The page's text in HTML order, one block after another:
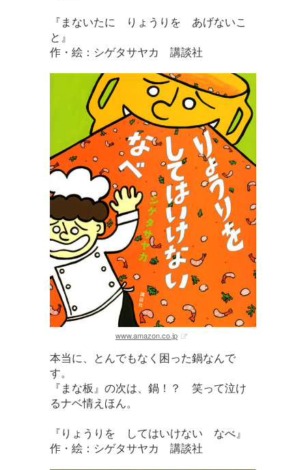
『まないたに りょうりを あげないこ
と』
作・絵：シゲタサヤカ 講談社
www.amazon.co.jp
本当に、とんでもなく困った鍋なんで
す。
『まな板』の次は、鍋！？ 笑って泣け
るナベ情えほん。
『りょうりを してはいけない なべ』
作・絵：シゲタサヤカ 講談社